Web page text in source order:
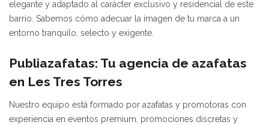
elegante y adaptado al carácter exclusivo y residencial de este
barrio. Sabemos cómo adecuar la imagen de tu marca a un
entorno tranquilo, selecto y exigente.
Publiazafatas: Tu agencia de azafatas
en Les Tres Torres
Nuestro equipo está formado por azafatas y promotoras con
experiencia en eventos premium, promociones discretas y